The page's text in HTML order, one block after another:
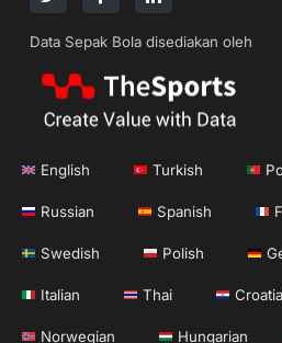
Data Sepak Bola disediakan oleh
English Turkish
Russian Spanish
Swedish Polish
Italian Thai
Norwegian Hungarian